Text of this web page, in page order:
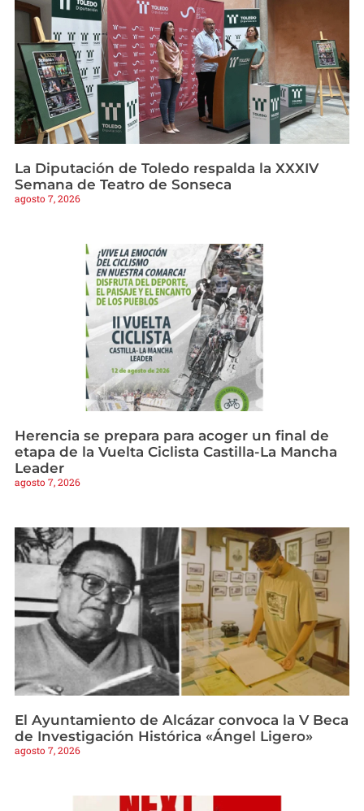
La Diputación de Toledo respalda la XXXIV
Semana de Teatro de Sonseca
agosto 7, 2026
Herencia se prepara para acoger un final de
etapa de la Vuelta Ciclista Castilla-La Mancha
Leader
agosto 7, 2026
El Ayuntamiento de Alcázar convoca la V Beca
de Investigación Histórica «Ángel Ligero»
agosto 7, 2026